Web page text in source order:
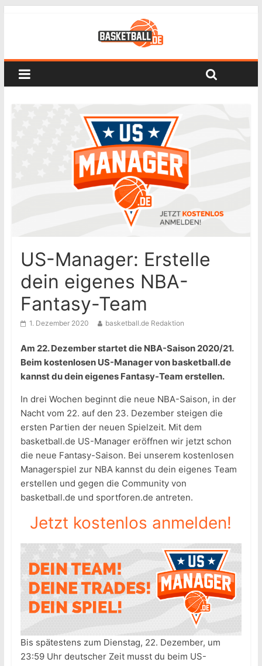
US-Manager: Erstelle
dein eigenes NBA-
Fantasy-Team
1. Dezember 2020 basketball.de Redaktion
Am 22. Dezember startet die NBA-Saison 2020/21.
Beim kostenlosen US-Manager von basketball.de
kannst du dein eigenes Fantasy-Team erstellen.
In drei Wochen beginnt die neue NBA-Saison, in der
Nacht vom 22. auf den 23. Dezember steigen die
ersten Partien der neuen Spielzeit. Mit dem
basketball.de US-Manager eröffnen wir jetzt schon
die neue Fantasy-Saison. Bei unserem kostenlosen
Managerspiel zur NBA kannst du dein eigenes Team
erstellen und gegen die Community von
basketball.de und sportforen.de antreten.
Jetzt kostenlos anmelden!
Bis spätestens zum Dienstag, 22. Dezember, um
23:59 Uhr deutscher Zeit musst du beim US-